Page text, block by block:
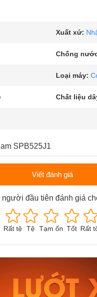
Xuất xứ:
Chống
Loại máy:
Chất liệu
SPB525J1
Viết đánh giá
người đầu tiên đánh giá
Rất tệ Tệ Tạm ổn Tốt Rất
Casio Nam
115D-1AVDF
2.823.000₫
2.399.550₫